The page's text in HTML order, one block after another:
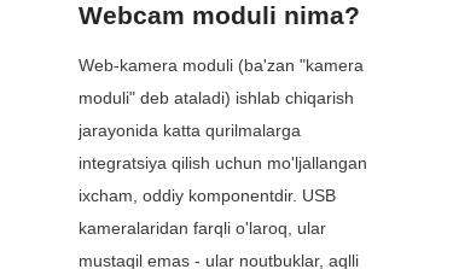
Webcam moduli nima?
Web-kamera moduli (ba'zan "kamera
moduli" deb ataladi) ishlab chiqarish
jarayonida katta qurilmalarga
integratsiya qilish uchun mo'ljallangan
ixcham, oddiy komponentdir. USB
kameralaridan farqli o'laroq, ular
mustaqil emas - ular noutbuklar, aqlli